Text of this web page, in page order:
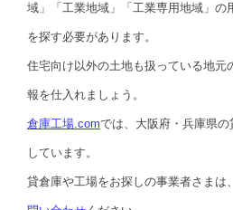
域」「工業地域」「工業専用地域」の
を探す必要があります。
住宅向け以外の土地も扱っている地元
報を仕入れましょう。
倉庫工場.comでは、大阪府・兵庫県
しています。
貸倉庫や工場をお探しの事業者さまは